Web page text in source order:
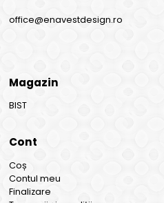
office@enavestdesign.ro
Magazin
BIST
Cont
Coș
Contul meu
Finalizare